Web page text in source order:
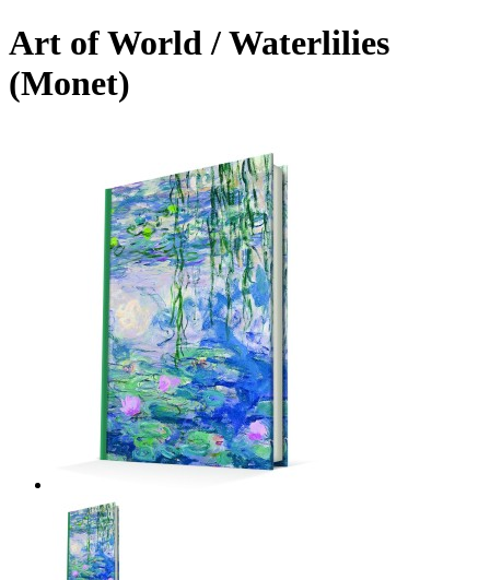
Art of World / Waterlilies
(Monet)